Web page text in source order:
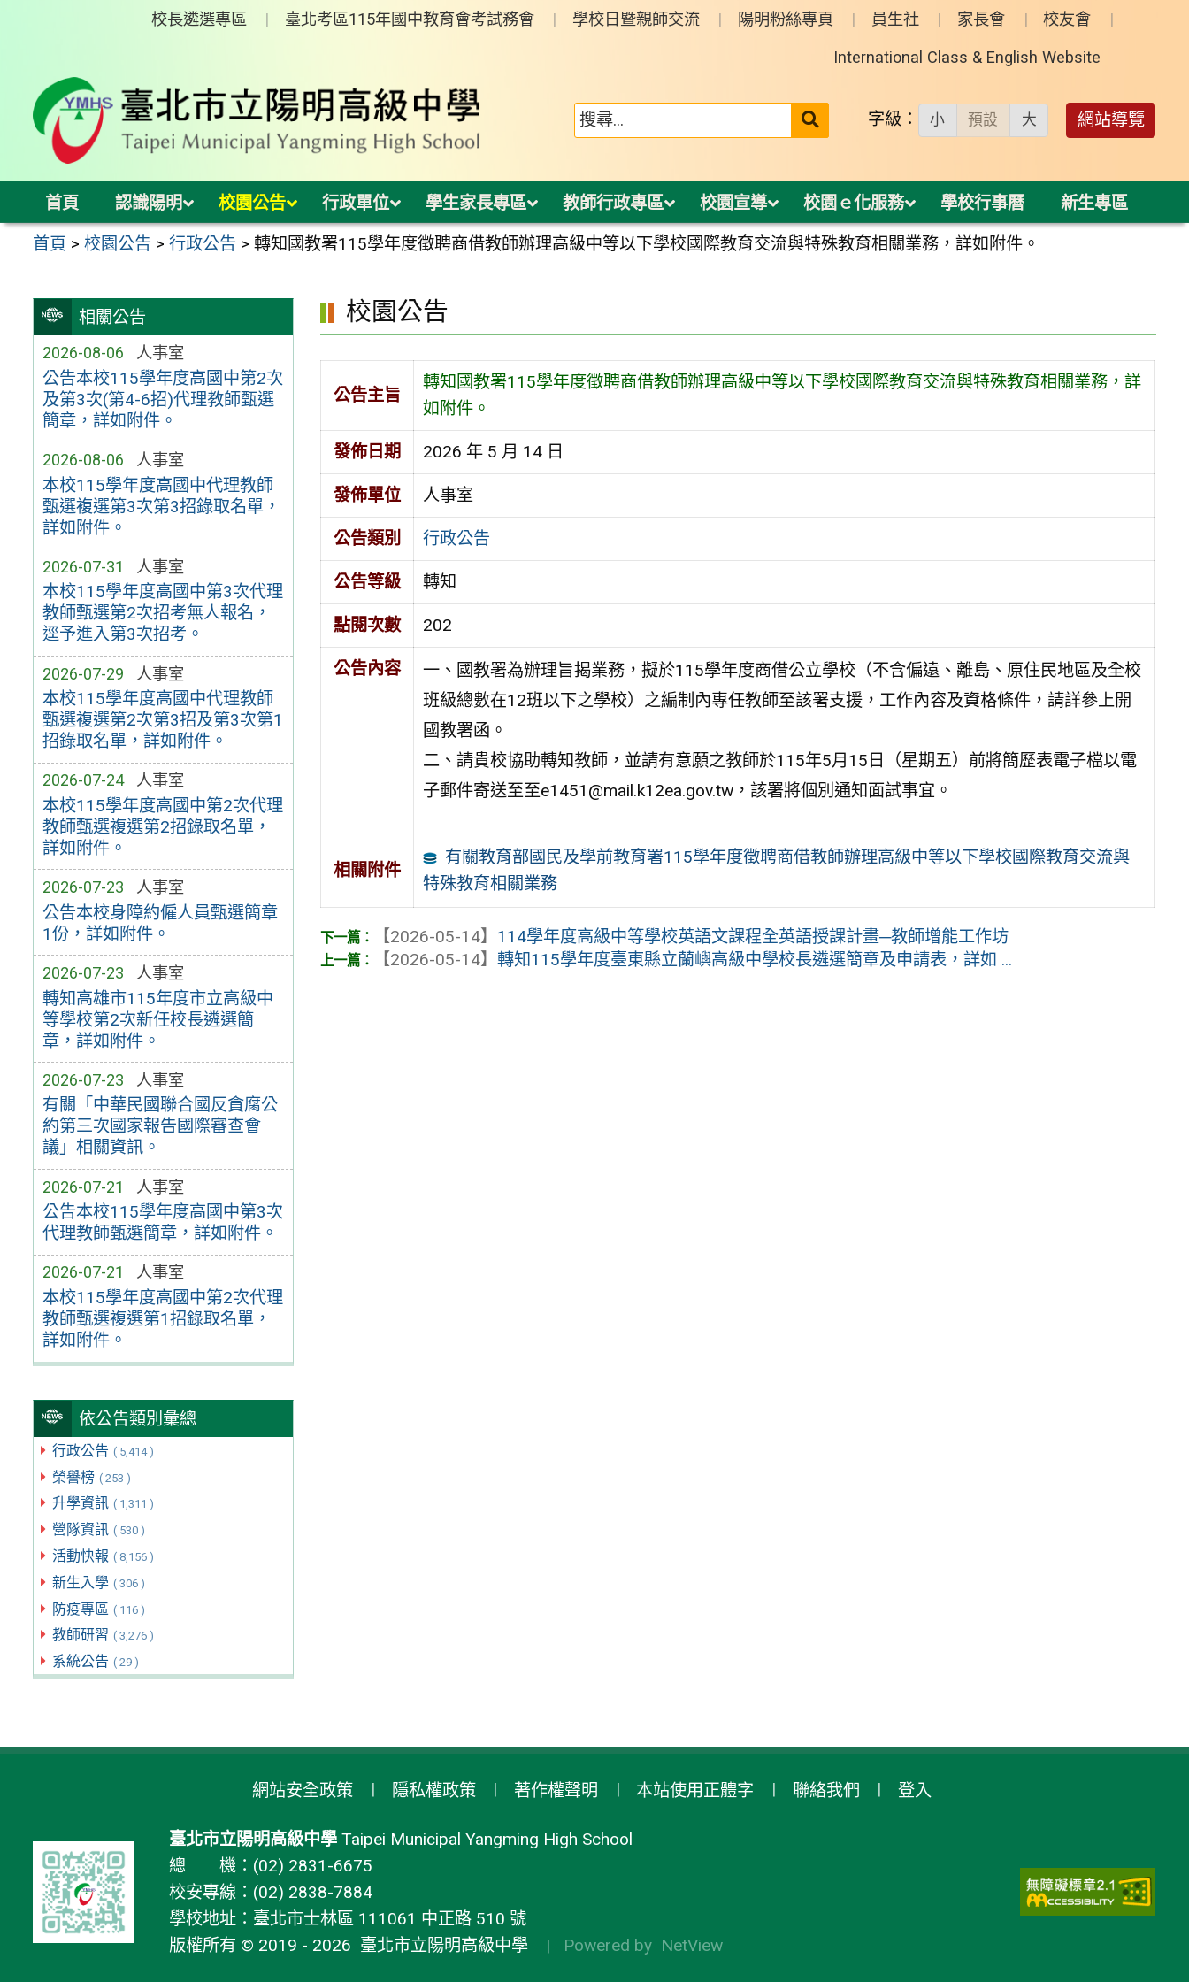
校長遴選專區 臺北考區115年國中教育會考試務會 學校日暨親師交流 陽明粉絲專頁 員生社 家長會 校友會
International Class & English Website
送出 字級： 小 預設 大 網站導覽
首頁 認識陽明 校園公告 行政單位 學生家長專區 教師行政專區 校園宣導 校園ｅ化服務 學校行事曆 新生專區
首頁 >校園公告 >行政公告 >轉知國教署115學年度徵聘商借教師辦理高級中等以下學校國際教育交流與特殊教育相關業務，詳如附件。
相關公告
2026-08-06 人事室
公告本校115學年度高國中第2次
及第3次(第4-6招)代理教師甄選
簡章，詳如附件。
2026-08-06 人事室
本校115學年度高國中代理教師
甄選複選第3次第3招錄取名單，
詳如附件。
2026-07-31 人事室
本校115學年度高國中第3次代理
教師甄選第2次招考無人報名，
逕予進入第3次招考。
2026-07-29 人事室
本校115學年度高國中代理教師
甄選複選第2次第3招及第3次第1
招錄取名單，詳如附件。
2026-07-24 人事室
本校115學年度高國中第2次代理
教師甄選複選第2招錄取名單，
詳如附件。
2026-07-23 人事室
公告本校身障約僱人員甄選簡章
1份，詳如附件。
2026-07-23 人事室
轉知高雄市115年度市立高級中
等學校第2次新任校長遴選簡
章，詳如附件。
2026-07-23 人事室
有關「中華民國聯合國反貪腐公
約第三次國家報告國際審查會
議」相關資訊。
2026-07-21 人事室
公告本校115學年度高國中第3次
代理教師甄選簡章，詳如附件。
2026-07-21 人事室
本校115學年度高國中第2次代理
教師甄選複選第1招錄取名單，
詳如附件。
依公告類別彙總
行政公告 ( 5,414 )
榮譽榜 ( 253 )
升學資訊 ( 1,311 )
營隊資訊 ( 530 )
活動快報 ( 8,156 )
新生入學 ( 306 )
防疫專區 ( 116 )
教師研習 ( 3,276 )
系統公告 ( 29 )
校園公告
公告主旨
轉知國教署115學年度徵聘商借教師辦理高級中等以下學校國際教育交流與特殊教育相關業務，詳
如附件。
發佈日期 2026 年 5 月 14 日
發佈單位 人事室
公告類別 行政公告
公告等級 轉知
點閱次數 202
公告內容
一、國教署為辦理旨揭業務，擬於115學年度商借公立學校（不含偏遠、離島、原住民地區及全校
班級總數在12班以下之學校）之編制內專任教師至該署支援，工作內容及資格條件，請詳參上開
國教署函。
二、請貴校協助轉知教師，並請有意願之教師於115年5月15日（星期五）前將簡歷表電子檔以電
子郵件寄送至至e1451@mail.k12ea.gov.tw，該署將個別通知面試事宜。
相關附件
有關教育部國民及學前教育署115學年度徵聘商借教師辦理高級中等以下學校國際教育交流與
特殊教育相關業務
【2026-05-14】 114學年度高級中等學校英語文課程全英語授課計畫─教師增能工作坊
【2026-05-14】轉知115學年度臺東縣立蘭嶼高級中學校長遴選簡章及申請表，詳如 ...
網站安全政策 隱私權政策 著作權聲明 本站使用正體字 聯絡我們 登入
臺北市立陽明高級中學Taipei Municipal Yangming High School
總 機：(02) 2831-6675
校安專線：(02) 2838-7884
學校地址：臺北市士林區 111061 中正路 510 號
版權所有 © 2019 - 2026 臺北市立陽明高級中學 | Powered by NetView